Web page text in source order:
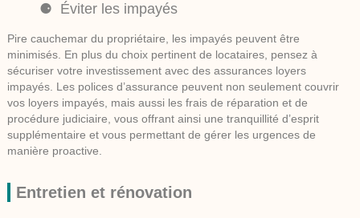
Éviter les impayés
Pire cauchemar du propriétaire, les impayés peuvent être
minimisés. En plus du choix pertinent de locataires, pensez à
sécuriser votre investissement avec des assurances loyers
impayés. Les polices d’assurance peuvent non seulement couvrir
vos loyers impayés, mais aussi les frais de réparation et de
procédure judiciaire, vous offrant ainsi une tranquillité d’esprit
supplémentaire et vous permettant de gérer les urgences de
manière proactive.
Entretien et rénovation